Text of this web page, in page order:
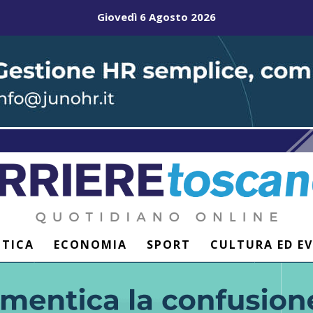
Giovedì 6 Agosto 2026
ECONOMIA SPORT CULTURA ED